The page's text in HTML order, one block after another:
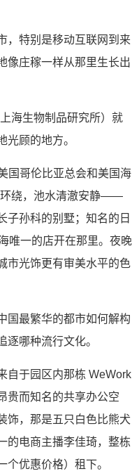
，特别是移动互联网到来
像庄稼一样从那里生长出
海生物制品研究所）就
光顾的地方。
国哥伦比亚总会和美国海
环绕，池水清澈安静——
子孙科的别墅；知名的日
唯一的店开在那里。夜晚
市光饰更有审美水平的色
国最繁华的都市如何解构
哪种流行文化。
自于园区内那栋 WeWork
而知名的共享办公空
饰，那是五只白色比熊犬
电商主播李佳琦，整栋
优惠价格）租下。